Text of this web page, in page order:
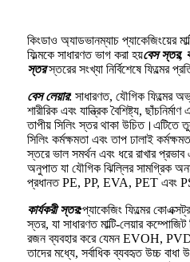
কিংডাও অ্যাডভানম্যাচ প্যাকেজিংয়ের
ফিল্মকে সাধারণত ভাগ করা হয়বেস স্তর,
স্তর স্তরের সংখ্যা নির্বিশেষে ফিল্মের
বেস লেয়ার: সাধারণত, যৌগিক ফিল্মের
শারীরিক এবং যান্ত্রিক বৈশিষ্ট্য,
তাপীয় সিলিং স্তর থাকা উচিত।এটিতে
সিলিং কর্মক্ষমতা এবং তাপ ঢালাই
স্তরে ভাল সমর্থন এবং ধরে রাখার
অনুপাত যা যৌগিক ঝিল্লির সামগ্রিক
প্রধানত PE, PP, EVA, PET এবং
কার্যকরী স্তর:প্যাকেজিং ফিল্মের
স্তর, যা সাধারণত মাল্টি-লেয়ার কম্পোজিট
রজন ব্যবহার করে যেমন EVOH,
তাদের মধ্যে, সর্বাধিক ব্যবহৃত উচ্চ